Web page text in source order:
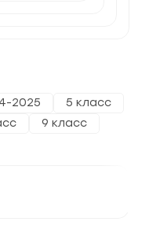
2025
5 класс
9 класс